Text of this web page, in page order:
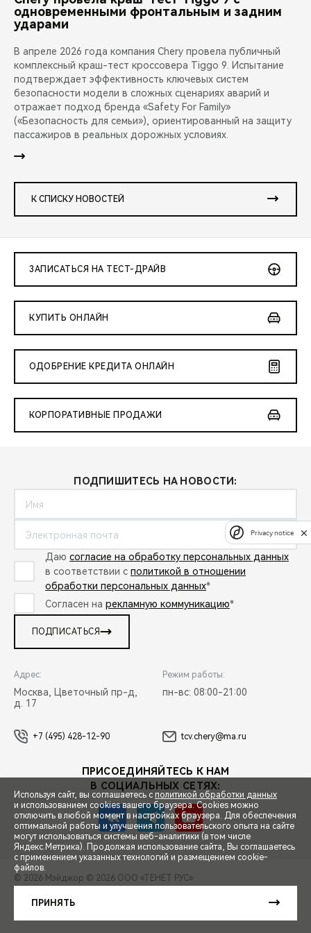
СПЕЦПРЕДЛОЖЕНИЯ
ЗАПИСЬ НА ТЕСТ-ДРАЙВ
одновременными фронтальным и задним
ударами
В апреле 2026 года компания Chery провела публичный
комплексный краш-тест кроссовера Tiggo 9. Испытание
подтверждает эффективность ключевых систем
безопасности модели в сложных сценариях аварий и
отражает подход бренда «Safety For Family»
(«Безопасность для семьи»), ориентированный на защиту
пассажиров в реальных дорожных условиях.
К СПИСКУ НОВОСТЕЙ
ЗАПИСАТЬСЯ НА ТЕСТ-ДРАЙВ
КУПИТЬ ОНЛАЙН
ОДОБРЕНИЕ КРЕДИТА ОНЛАЙН
КОРПОРАТИВНЫЕ ПРОДАЖИ
ПОДПИШИТЕСЬ НА НОВОСТИ:
Даю согласие на обработку персональных данных
в соответствии с политикой в отношении
обработки персональных данных*
Согласен на рекламную коммуникацию*
ПОДПИСАТЬСЯ
Адрес:
Москва, Цветочный пр-д,
д. 17
Режим работы:
пн-вс: 08:00-21:00
+7 (495) 428-12-90 tcv.chery@ma.ru
ПРИСОЕДИНЯЙТЕСЬ К НАМ
В СОЦИАЛЬНЫХ СЕТЯХ:
© 2026 Мэйджор © 2026 ООО «ТЕНЕТ РУС»
Сделано в ПЕРКС
Используя сайт, вы соглашаетесь с политикой обработки данных
и использованием cookies вашего браузера. Cookies можно
отключить в любой момент в настройках браузера. Для обеспечения
оптимальной работы и улучшения пользовательского опыта на сайте
могут использоваться системы веб-аналитики (в том числе
Яндекс.Метрика). Продолжая использование сайта, Вы соглашаетесь
с применением указанных технологий и размещением cookie-
файлов.
ПРИНЯТЬ
Privacy notice